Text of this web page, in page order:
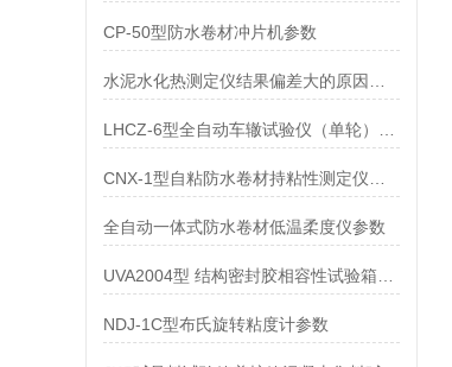
CP-50型防水卷材冲片机参数
全自动一体式防水卷材低温柔度仪参数
NDJ-1C型布氏旋转粘度计参数